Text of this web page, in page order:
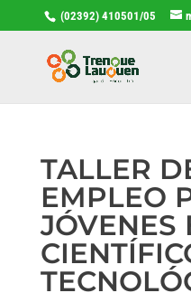
(02392) 410501/05
TALLER
EMPLEO
JÓVENES